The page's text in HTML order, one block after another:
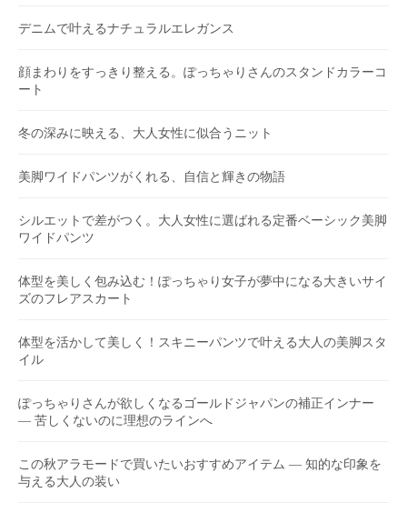
デニムで叶えるナチュラルエレガンス
顔まわりをすっきり整える。ぽっちゃりさんのスタンドカラーコ
ート
冬の深みに映える、大人女性に似合うニット
美脚ワイドパンツがくれる、自信と輝きの物語
シルエットで差がつく。大人女性に選ばれる定番ベーシック美脚
ワイドパンツ
体型を美しく包み込む！ぽっちゃり女子が夢中になる大きいサイ
ズのフレアスカート
体型を活かして美しく！スキニーパンツで叶える大人の美脚スタ
イル
ぽっちゃりさんが欲しくなるゴールドジャパンの補正インナー
― 苦しくないのに理想のラインへ
この秋アラモードで買いたいおすすめアイテム ― 知的な印象を
与える大人の装い